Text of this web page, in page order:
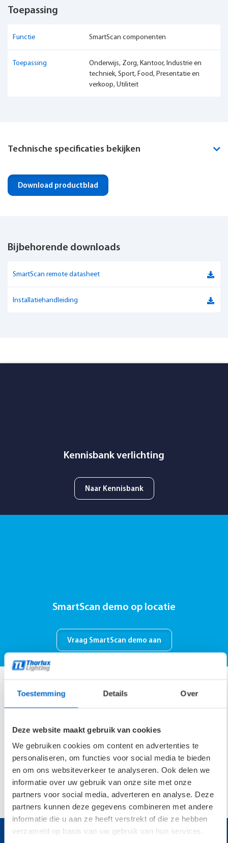
Toestemming Details Over
Deze website maakt gebruik van cookies
We gebruiken cookies om content en advertenties te
personaliseren, om functies voor social media te bieden
en om ons websiteverkeer te analyseren. Ook delen we
informatie over uw gebruik van onze site met onze
partners voor social media, adverteren en analyse. Deze
partners kunnen deze gegevens combineren met andere
informatie die u aan ze heeft verstrekt of die ze hebben
verzameld op basis van uw gebruik van hun services.
Toepassing
Functie SmartScan componenten
Toepassing
Onderwijs, Zorg, Kantoor, Industrie en
techniek, Sport, Food, Presentatie en
verkoop, Utiliteit
Technische specificaties bekijken
Gewicht 100g
Download productblad
Bijbehorende downloads
SmartScan remote datasheet
Installatiehandleiding
Kennisbank verlichting
Naar Kennisbank
SmartScan demo op locatie
Vraag SmartScan demo aan
Meld je aan voor onze nieuwsbrief
Aanmelden